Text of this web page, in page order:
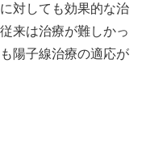
対しても効果的な治
来は治療が難しかっ
陽子線治療の適応が